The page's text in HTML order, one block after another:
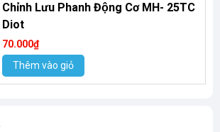
Chỉnh Lưu Phanh Động Cơ MH- 25TC
Diot
70.000₫
Thêm vào giỏ